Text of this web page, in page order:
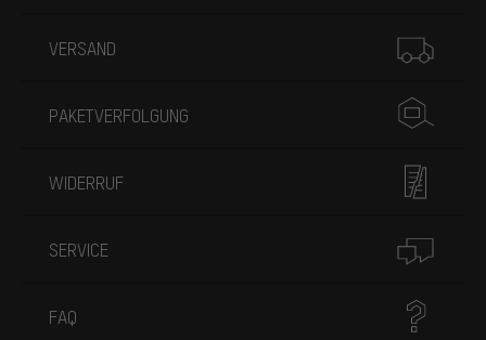
VERSAND
PAKETVERFOLGUNG
WIDERRUF
SERVICE
FAQ